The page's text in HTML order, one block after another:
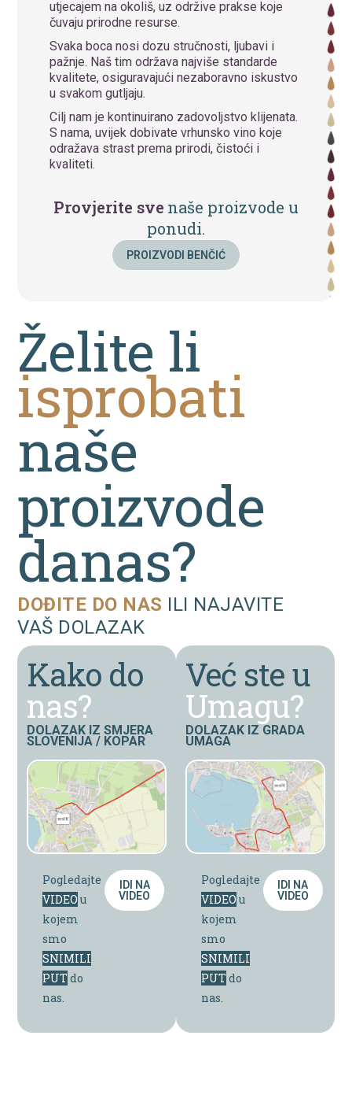
utjecajem na okoliš, uz održive prakse koje
čuvaju prirodne resurse.
Svaka boca nosi dozu stručnosti, ljubavi i
pažnje. Naš tim održava najviše standarde
kvalitete, osiguravajući nezaboravno iskustvo
u svakom gutljaju.
Cilj nam je kontinuirano zadovoljstvo klijenata.
S nama, uvijek dobivate vrhunsko vino koje
odražava strast prema prirodi, čistoći i
kvaliteti.
Provjerite sve naše proizvode u
ponudi.
PROIZVODI BENČIĆ
Želite li
isprobati
naše
proizvode
danas?
DOĐITE DO NAS ILI NAJAVITE
VAŠ DOLAZAK
Kako do
nas?
DOLAZAK IZ SMJERA
SLOVENIJA / KOPAR
Pogledajte
VIDEO u
kojem
smo
SNIMILI
PUT do
nas.
IDI NA
VIDEO
Već ste u
Umagu?
DOLAZAK IZ GRADA
UMAGA
Pogledajte
VIDEO u
kojem
smo
SNIMILI
PUT do
nas.
IDI NA
VIDEO